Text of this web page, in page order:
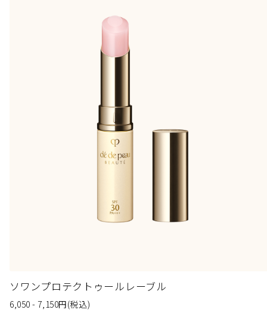
ソワンプロテクトゥールレーブル
6,050 - 7,150円(税込)